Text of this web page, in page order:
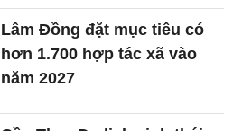
Lâm Đồng đặt mục tiêu có
hơn 1.700 hợp tác xã vào
năm 2027